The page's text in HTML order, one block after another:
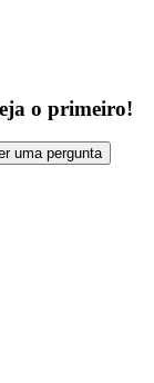
o primeiro!
uma pergunta